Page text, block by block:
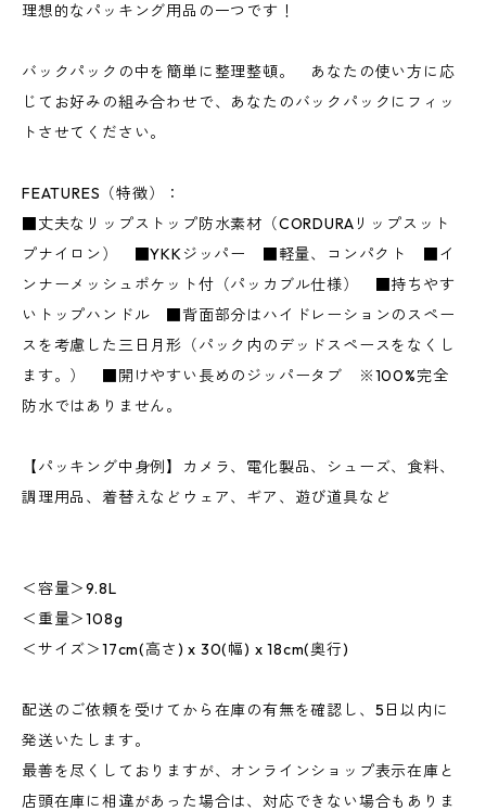
理想的なパッキング用品の一つです！
バックパックの中を簡単に整理整頓。 あなたの使い方に応
じてお好みの組み合わせで、あなたのバックパックにフィッ
トさせてください。
FEATURES（特徴）：
■丈夫なリップストップ防水素材（CORDURAリップスット
プナイロン） ■YKKジッパー ■軽量、コンパクト ■イ
ンナーメッシュポケット付（パッカブル仕様） ■持ちやす
いトップハンドル ■背面部分はハイドレーションのスペー
スを考慮した三日月形（パック内のデッドスペースをなくし
ます。） ■開けやすい長めのジッパータブ ※100%完全
防水ではありません。
【パッキング中身例】カメラ、電化製品、シューズ、食料、
調理用品、着替えなどウェア、ギア、遊び道具など
＜容量＞9.8L
＜重量＞108g
＜サイズ＞17cm(高さ) x 30(幅) x 18cm(奥行)
配送のご依頼を受けてから在庫の有無を確認し、5日以内に
発送いたします。
最善を尽くしておりますが、オンラインショップ表示在庫と
店頭在庫に相違があった場合は、対応できない場合もありま